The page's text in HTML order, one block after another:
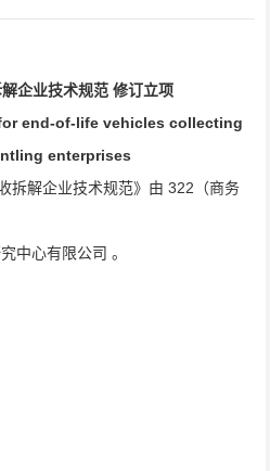
企业技术规范 修订立项
end-of-life vehicles collecting
enterprises
拆解企业技术规范》由 322 （商务
中心有限公司 。